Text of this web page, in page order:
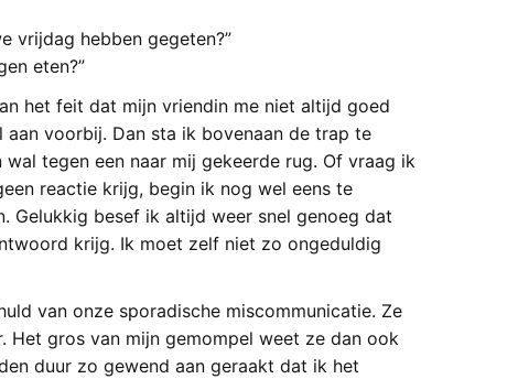
vrijdag hebben gegeten?”
eten?”
het feit dat mijn vriendin me niet altijd goed
voorbij. Dan sta ik bovenaan de trap te
tegen een naar mij gekeerde rug. Of vraag ik
reactie krijg, begin ik nog wel eens te
Gelukkig besef ik altijd weer snel genoeg dat
krijg. Ik moet zelf niet zo ongeduldig
van onze sporadische miscommunicatie. Ze
Het gros van mijn gemompel weet ze dan ook
duur zo gewend aan geraakt dat ik het